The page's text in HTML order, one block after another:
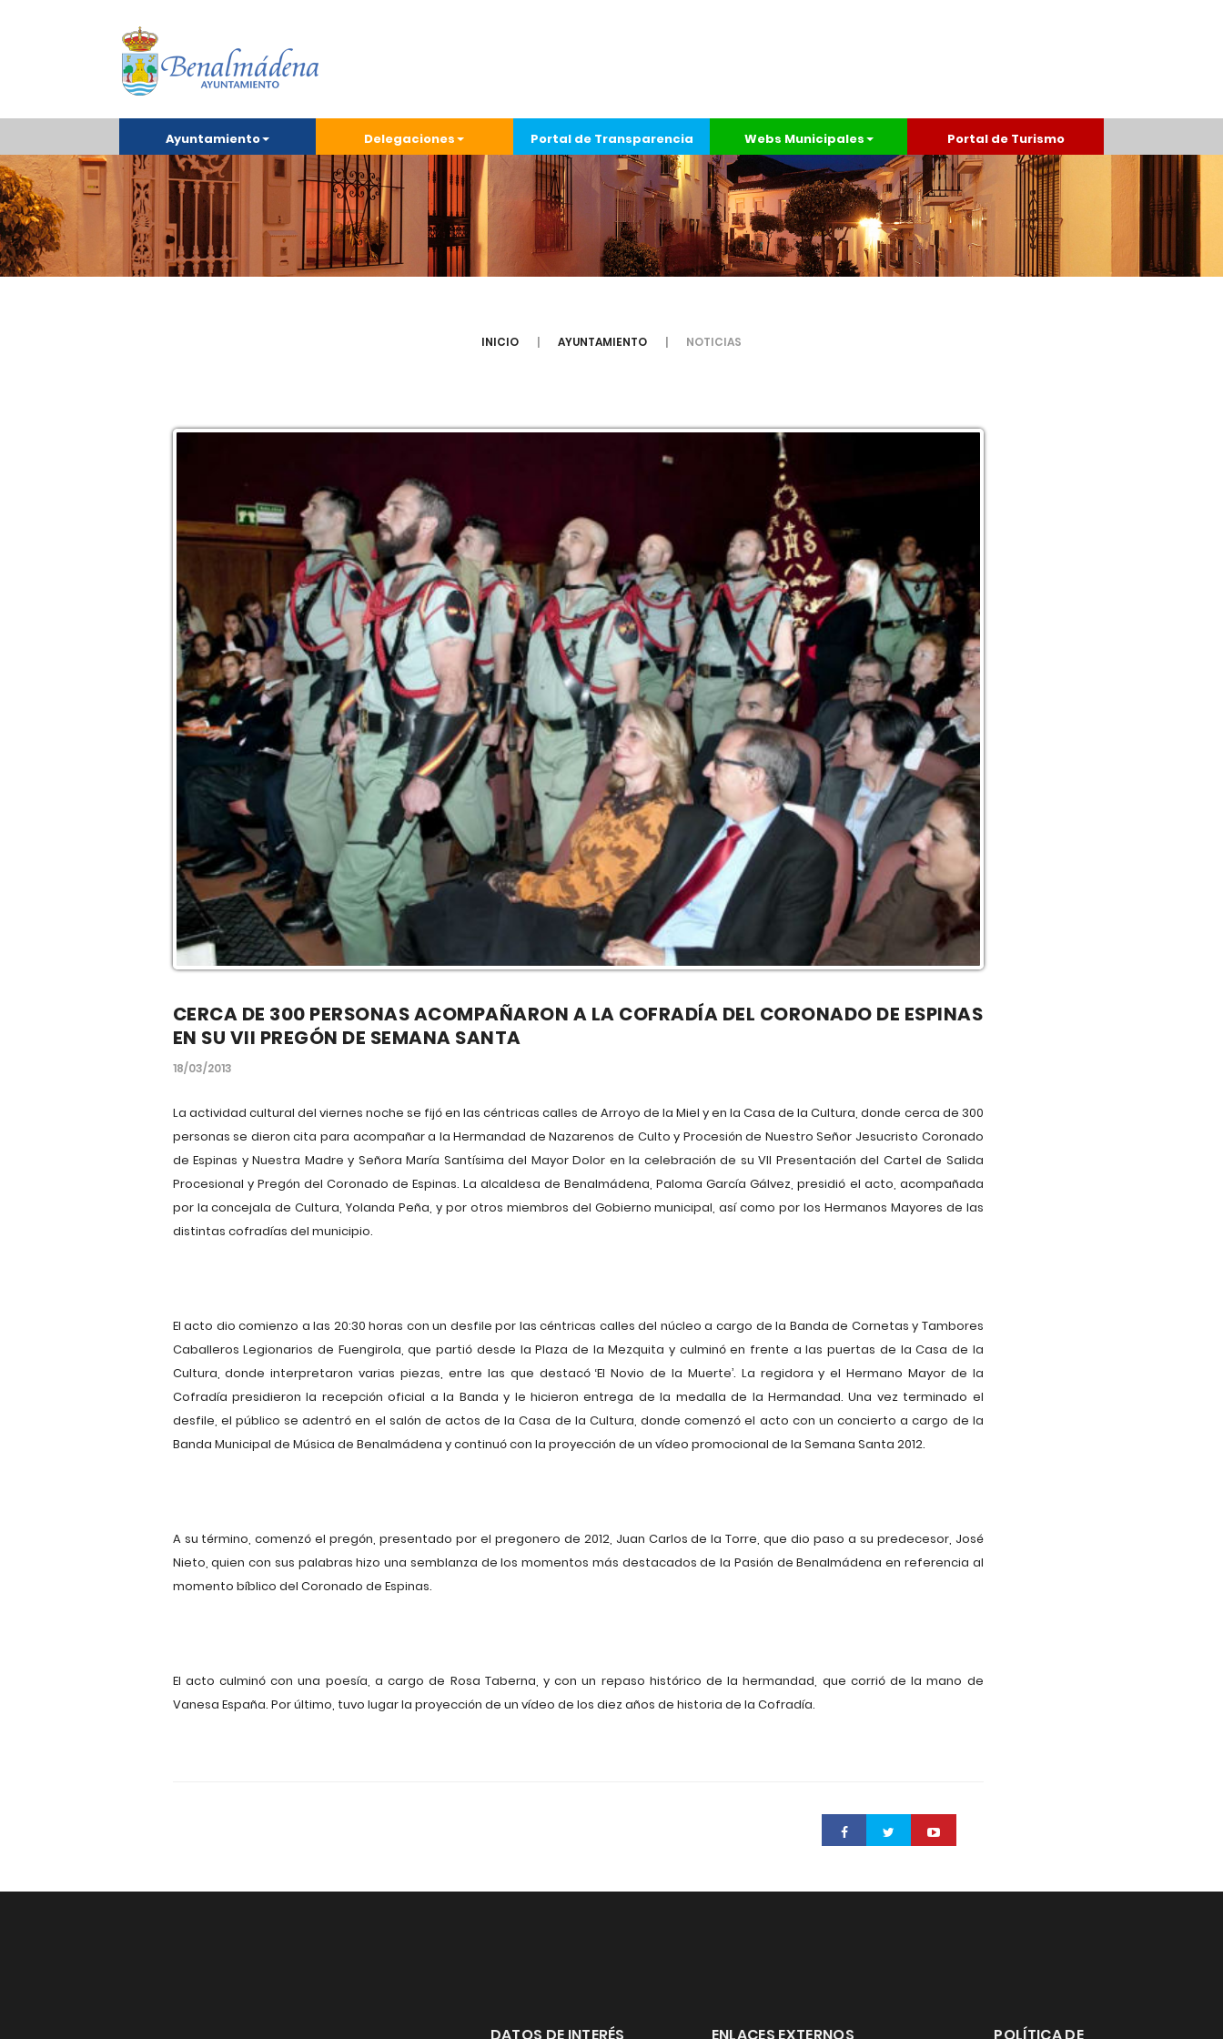
Ayuntamiento Delegaciones Portal de Transparencia Webs Municipales Portal de Turismo
INICIO AYUNTAMIENTO NOTICIAS
CERCA DE 300 PERSONAS ACOMPAÑARON A LA COFRADÍA DEL CORONADO DE ESPINAS
EN SU VII PREGÓN DE SEMANA SANTA
18/03/2013
La actividad cultural del viernes noche se fijó en las céntricas calles de Arroyo de la Miel y en la Casa de la Cultura, donde cerca de 300
personas se dieron cita para acompañar a la Hermandad de Nazarenos de Culto y Procesión de Nuestro Señor Jesucristo Coronado
de Espinas y Nuestra Madre y Señora María Santísima del Mayor Dolor en la celebración de su VII Presentación del Cartel de Salida
Procesional y Pregón del Coronado de Espinas. La alcaldesa de Benalmádena, Paloma García Gálvez, presidió el acto, acompañada
por la concejala de Cultura, Yolanda Peña, y por otros miembros del Gobierno municipal, así como por los Hermanos Mayores de las
distintas cofradías del municipio.
El acto dio comienzo a las 20:30 horas con un desfile por las céntricas calles del núcleo a cargo de la Banda de Cornetas y Tambores
Caballeros Legionarios de Fuengirola, que partió desde la Plaza de la Mezquita y culminó en frente a las puertas de la Casa de la
Cultura, donde interpretaron varias piezas, entre las que destacó ‘El Novio de la Muerte’. La regidora y el Hermano Mayor de la
Cofradía presidieron la recepción oficial a la Banda y le hicieron entrega de la medalla de la Hermandad. Una vez terminado el
desfile, el público se adentró en el salón de actos de la Casa de la Cultura, donde comenzó el acto con un concierto a cargo de la
Banda Municipal de Música de Benalmádena y continuó con la proyección de un vídeo promocional de la Semana Santa 2012.
A su término, comenzó el pregón, presentado por el pregonero de 2012, Juan Carlos de la Torre, que dio paso a su predecesor, José
Nieto, quien con sus palabras hizo una semblanza de los momentos más destacados de la Pasión de Benalmádena en referencia al
momento bíblico del Coronado de Espinas.
El acto culminó con una poesía, a cargo de Rosa Taberna, y con un repaso histórico de la hermandad, que corrió de la mano de
Vanesa España. Por último, tuvo lugar la proyección de un vídeo de los diez años de historia de la Cofradía.
DATOS DE INTERÉS ENLACES EXTERNOS POLÍTICA DE